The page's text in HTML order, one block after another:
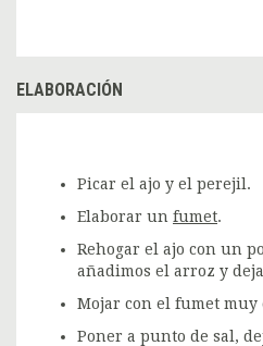
ELABORACIÓN
Picar el ajo y el perejil.
Elaborar un fumet.
Rehogar el ajo con un
añadimos el arroz y
Mojar con el fumet muy
Poner a punto de sal,